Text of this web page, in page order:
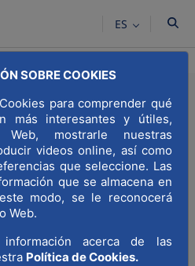
SOBRE COOKIES
para comprender qué
más interesantes y útiles,
mostrarle nuestras
videos online, así como
que seleccione. Las
que se almacena en
modo, se le reconocerá
Web.
acerca de las
Política de Cookies.
ES
público-
para la
renta y